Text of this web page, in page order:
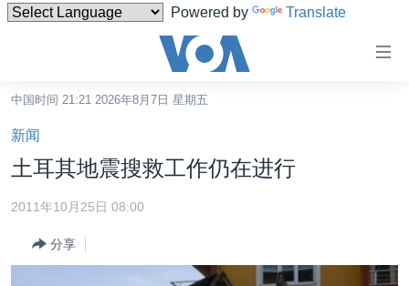
Powered by Translate
碍
链
接
跳
转
容
港澳
中国时间 21:21 2026年8月7日 星期五
新闻
土耳其地震搜救工作仍在进行
2011年10月25日 08:00
分享